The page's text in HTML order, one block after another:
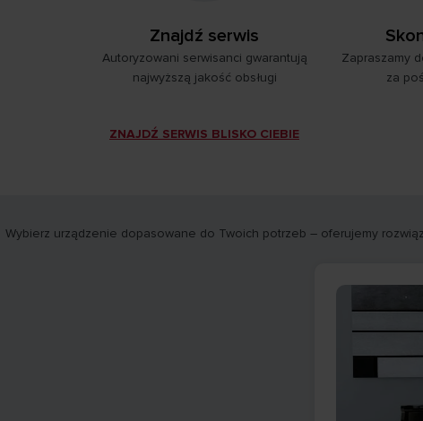
Znajdź serwis
Autoryzowani serwisanci gwarantują
najwyższą jakość obsługi
ZNAJDŹ SERWIS BLISKO CIEBIE
Zapraszamy
za
Wybierz urządzenie dopasowane do Twoich potrzeb – oferujemy